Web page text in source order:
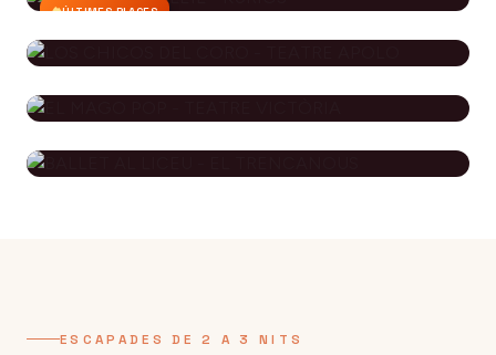
ÚLTIMES PLACES
CIRQUE DU SOLEIL - KURIOS
LOS CHICOS DEL CORO - TEATRE
APOLO
EL MAGO POP - TEATRE
VICTÒRIA
ESCAPADES DE 2 A 3 NITS